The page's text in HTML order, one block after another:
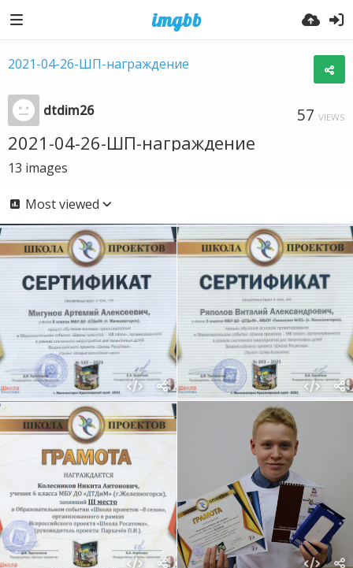
2021-04-26-ШП-награждение
dtdim26 57 VIEWS
2021-04-26-ШП-награждение
13 images
Most viewed